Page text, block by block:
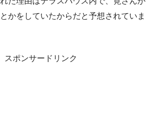
かをしていたからだと予想されていま
スポンサードリンク